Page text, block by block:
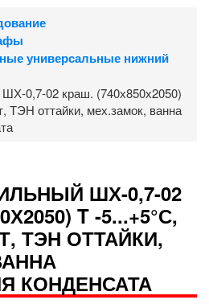
универсальные нижний
0,7-02 краш. (740х850х2050)
ТЭН оттайки, мех.замок, ванна
ШХ-0,7-02
T -5...+5°С,
ТЭН ОТТАЙКИ,
КОНДЕНСАТА